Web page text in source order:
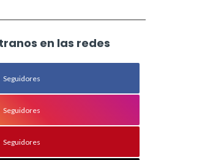
en las redes
Seguidores
Seguidores
Seguidores